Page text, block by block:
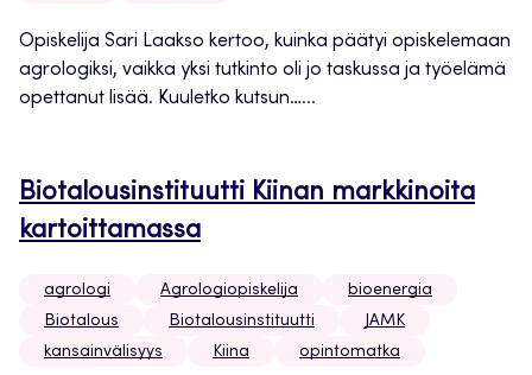
Opiskelija Sari Laakso kertoo, kuinka päätyi opiskelemaan
agrologiksi, vaikka yksi tutkinto oli jo taskussa ja työelämä
opettanut lisää. Kuuletko kutsun…...
Biotalousinstituutti Kiinan markkinoita
kartoittamassa
agrologi Agrologiopiskelija
bioenergia
Biotalous
Biotalousinstituutti
JAMK
kansainvälisyys
Kiina opintomatka